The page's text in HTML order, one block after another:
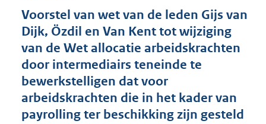
s
g
r
o
o
t
t
e
:
Voorstel van wet van de leden Gijs van
Dijk, Özdil en Van Kent tot wijziging
van de Wet allocatie arbeidskrachten
door intermediairs teneinde te
bewerkstelligen dat voor
arbeidskrachten die in het kader van
payrolling ter beschikking zijn gesteld